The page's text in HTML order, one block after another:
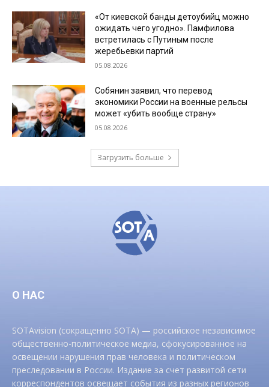
«От киевской банды детоубийц можно
ожидать чего угодно». Памфилова
встретилась с Путиным после
жеребьевки партий
05.08.2026
Собянин заявил, что перевод
экономики России на военные рельсы
может «убить вообще страну»
05.08.2026
Загрузить больше
О НАС
SOTAvision (сокращенно SOTA) — российское независимое
общественно-политическое медиа, сфокусированное на
освещении нарушения прав человека и политическом
преследовании в России. Издание за счет развитой сети
корреспондентов освещает события из разных регионов